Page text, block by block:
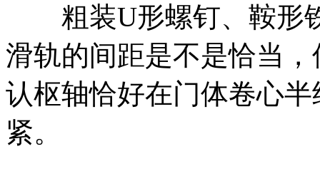
粗装U形螺钉、鞍形
滑轨的间距是不是恰当
认枢轴恰好在门体卷心
紧。